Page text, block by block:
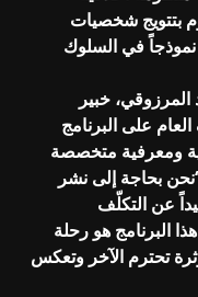
بتتويج شخصيات
في السلوك
خبير
على البرنامج
ومعرفية متخصصة
بحاجة إلى نشر
عن التكلّف
البرنامج هو رحلة
تحترم الآخر وتعكس